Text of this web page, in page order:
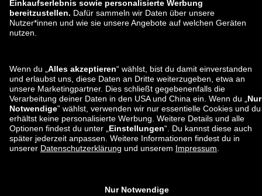
*Im Vergleich zurunverbindlichen Preisempfehlung.